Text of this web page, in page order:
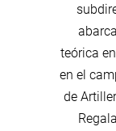
teórica
en el
de